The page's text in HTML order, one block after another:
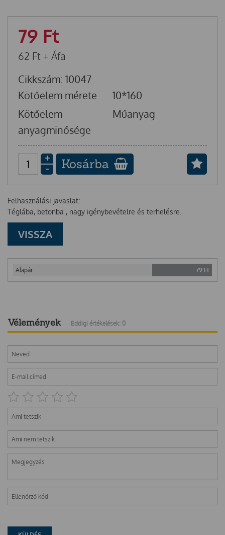
79 Ft
62 Ft + Áfa
Cikkszám: 10047
Kötőelem mérete
10*160
Kötőelem
anyagminősége
Műanyag
+
-
Kosárba
Felhasználási javaslat:
Téglába, betonba , nagy igénybevételre és terhelésre.
VISSZA
Alapár 79 Ft
Vélemények Eddigi értékelések: 0